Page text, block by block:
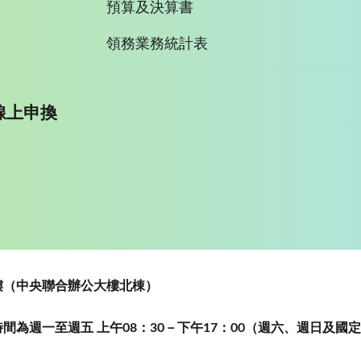
預算及決算書
領務業務統計表
上申換
中央聯合辦公大樓北棟）
為週一至週五 上午08：30－下午17：00（週六、週日及國